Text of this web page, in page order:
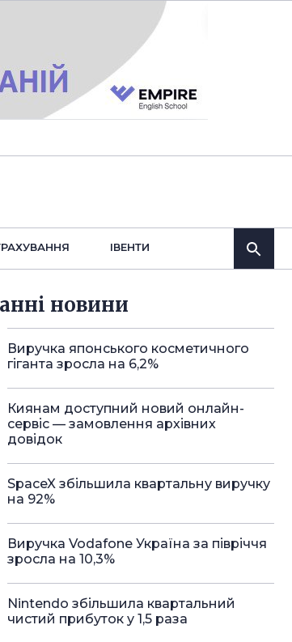
IВЕНТИ
новини
Виручка японського косметичного
гіганта зросла на 6,2%
Киянам доступний новий онлайн-
сервіс — замовлення архівних
довідок
SpaceX збільшила квартальну виручку
на 92%
Виручка Vodafone Україна за півріччя
зросла на 10,3%
Nintendo збільшила квартальний
чистий прибуток у 1,5 раза